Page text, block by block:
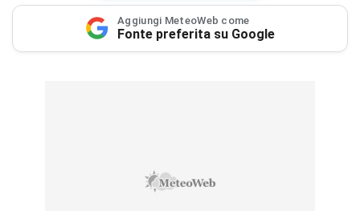
Aggiungi MeteoWeb come
Fonte preferita su Google